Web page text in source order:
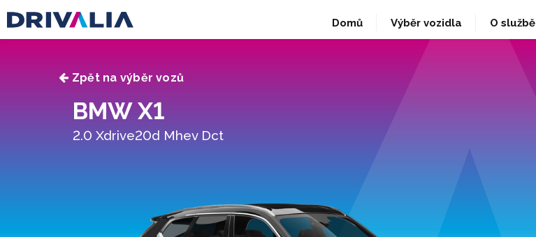
Domů Výběr vozidla O službě
Zpět na výběr vozů
BMW X1
2.0 Xdrive20d Mhev Dct